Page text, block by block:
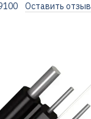
Оставить отзыв